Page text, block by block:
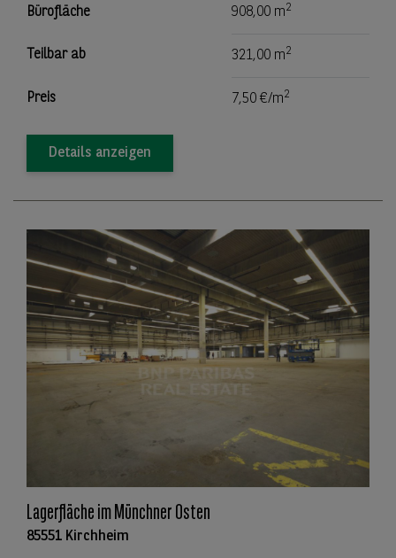
Bürofläche 908,00 m2
Teilbar ab 321,00 m2
Preis 7,50 €/m2
Details anzeigen
Lagerfläche im Münchner Osten
85551 Kirchheim